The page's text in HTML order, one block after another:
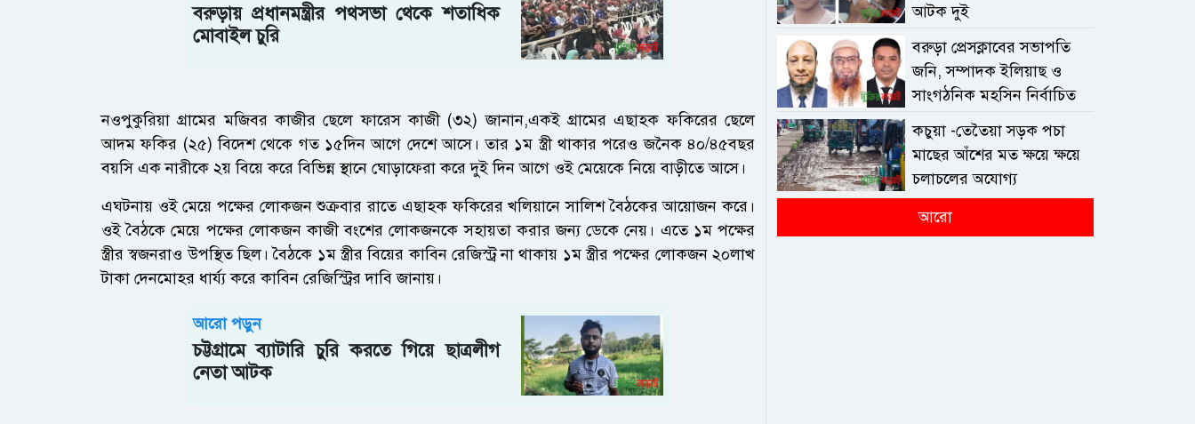
বরুড়ায় প্রধানমন্ত্রীর পথসভা থেকে শতাধিক
মোবাইল চুরি
নওপুকুরিয়া গ্রামের মজিবর কাজীর ছেলে ফারেস কাজী (৩২) জানান,একই গ্রামের এছাহক ফকিরের ছেলে
আদম ফকির (২৫) বিদেশ থেকে গত ১৫দিন আগে দেশে আসে। তার ১ম স্ত্রী থাকার পরেও জনৈক ৪০/৪৫বছর
বয়সি এক নারীকে ২য় বিয়ে করে বিভিন্ন স্থানে ঘোড়াফেরা করে দুই দিন আগে ওই মেয়েকে নিয়ে বাড়ীতে আসে।
এঘটনায় ওই মেয়ে পক্ষের লোকজন শুক্রবার রাতে এছাহক ফকিরের খলিয়ানে সালিশ বৈঠকের আয়োজন করে।
ওই বৈঠকে মেয়ে পক্ষের লোকজন কাজী বংশের লোকজনকে সহায়তা করার জন্য ডেকে নেয়। এতে ১ম পক্ষের
স্ত্রীর স্বজনরাও উপস্থিত ছিল। বৈঠকে ১ম স্ত্রীর বিয়ের কাবিন রেজিস্ট্র না থাকায় ১ম স্ত্রীর পক্ষের লোকজন ২০লাখ
টাকা দেনমোহর ধার্য্য করে কাবিন রেজিস্ট্রির দাবি জানায়।
আরো পড়ুন
চট্টগ্রামে ব্যাটারি চুরি করতে গিয়ে ছাত্রলীগ
নেতা আটক
আটক দুই
বরুড়া প্রেসক্লাবের সভাপতি
জনি, সম্পাদক ইলিয়াছ ও
সাংগঠনিক মহসিন নির্বাচিত
কচুয়া -তেতৈয়া সড়ক পচা
মাছের আঁশের মত ক্ষয়ে ক্ষয়ে
চলাচলের অযোগ্য
আরো